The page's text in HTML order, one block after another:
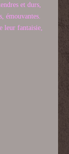
et durs,
émouvantes.
leur fantaisie,